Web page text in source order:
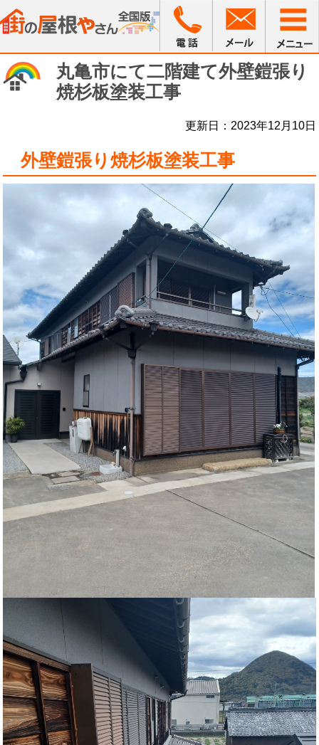
丸亀市にて二階建て外壁鎧張り
焼杉板塗装工事
更新日：2023年12月10日
外壁鎧張り焼杉板塗装工事